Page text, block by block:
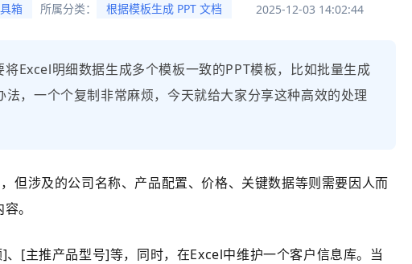
箱 所属分类： 根据模板生成 PPT 文档 2025-12-03 14:02:44
Excel明细数据生成多个模板一致的PPT模板，比如批量生成
，一个个复制非常麻烦，今天就给大家分享这种高效的处理
但涉及的公司名称、产品配置、价格、关键数据等则需要因人而
。
[主推产品型号]等， 同时，在Excel中维护一个客户信息库。当